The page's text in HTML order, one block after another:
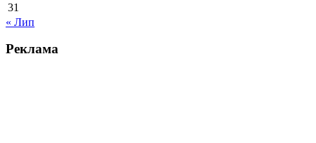
31
« Лип
Реклама